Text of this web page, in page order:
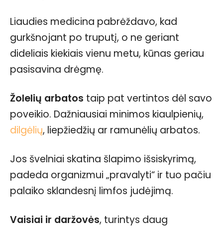
Liaudies medicina pabrėždavo, kad
gurkšnojant po truputį, o ne geriant
dideliais kiekiais vienu metu, kūnas geriau
pasisavina drėgmę.
Žolelių arbatos taip pat vertintos dėl savo
poveikio. Dažniausiai minimos kiaulpienių,
dilgėlių, liepžiedžių ar ramunėlių arbatos.
Jos švelniai skatina šlapimo išsiskyrimą,
padeda organizmui „pravalyti“ ir tuo pačiu
palaiko sklandesnį limfos judėjimą.
Vaisiai ir daržovės, turintys daug